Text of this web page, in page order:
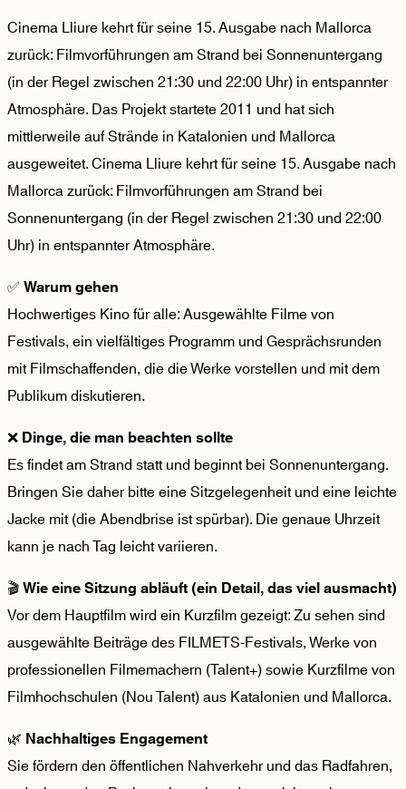
Cinema Lliure kehrt für seine 15. Ausgabe nach Mallorca
zurück: Filmvorführungen am Strand bei Sonnenuntergang
(in der Regel zwischen 21:30 und 22:00 Uhr) in entspannter
Atmosphäre. Das Projekt startete 2011 und hat sich
mittlerweile auf Strände in Katalonien und Mallorca
ausgeweitet. Cinema Lliure kehrt für seine 15. Ausgabe nach
Mallorca zurück: Filmvorführungen am Strand bei
Sonnenuntergang (in der Regel zwischen 21:30 und 22:00
Uhr) in entspannter Atmosphäre.
✅Warum gehen
Hochwertiges Kino für alle: Ausgewählte Filme von
Festivals, ein vielfältiges Programm und Gesprächsrunden
mit Filmschaffenden, die die Werke vorstellen und mit dem
Publikum diskutieren.
❌Dinge, die man beachten sollte
Es findet am Strand statt und beginnt bei Sonnenuntergang.
Bringen Sie daher bitte eine Sitzgelegenheit und eine leichte
Jacke mit (die Abendbrise ist spürbar). Die genaue Uhrzeit
kann je nach Tag leicht variieren.
🎬Wie eine Sitzung abläuft (ein Detail, das viel ausmacht)
Vor dem Hauptfilm wird ein Kurzfilm gezeigt: Zu sehen sind
ausgewählte Beiträge des FILMETS-Festivals, Werke von
professionellen Filmemachern (Talent+) sowie Kurzfilme von
Filmhochschulen (Nou Talent) aus Katalonien und Mallorca.
🌿 Nachhaltiges Engagement
Sie fördern den öffentlichen Nahverkehr und das Radfahren,